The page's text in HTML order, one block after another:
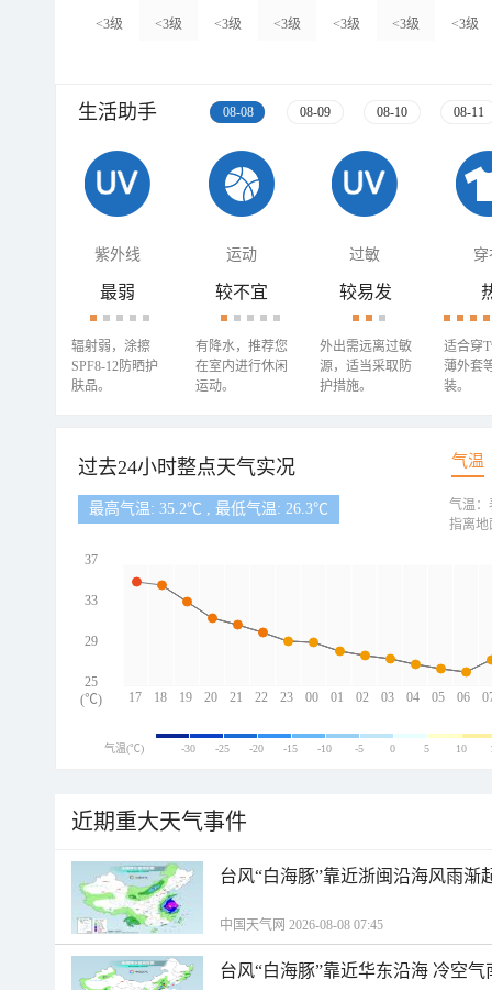
<3级 <3级 <3级 <3级 <3级 <3级 <3级
生活助手 08-08 08-09 08-10 08-11
紫外线 运动 过敏 穿
最弱
辐射弱，涂擦
SPF8-12防晒护
肤品。
较不宜
有降水，推荐您
在室内进行休闲
运动。
较易发
外出需远离过敏
源，适当采取防
护措施。
适合穿
薄外套
装。
过去24小时整点天气实况 气温
最高气温: 35.2℃ , 最低气温: 26.3℃
17 18 19 20 21 22 23 00 01 02 03 04 05 06
37
33
29
25
(℃)
气温：
指离地
气温(℃) -30 -25 -20 -15 -10 -5 0 5 10
近期重大天气事件
台风“白海豚”靠近浙闽沿海风雨渐
中国天气网 2026-08-08 07:45
台风“白海豚”靠近华东沿海 冷空